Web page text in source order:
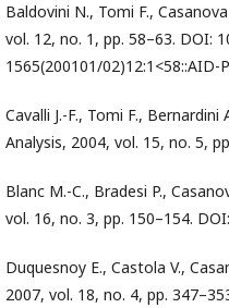
Baldovini N., Tomi F.,
vol. 12, no. 1, pp. 58–63. DOI:
1565(200101/02)12:1<58::AID-
Cavalli J.-F., Tomi F.,
Analysis, 2004, vol. 15, no. 5,
Blanc M.-C., Bradesi P.,
vol. 16, no. 3, pp. 150–154.
Duquesnoy E., Castola V.,
2007, vol. 18, no. 4, pp.